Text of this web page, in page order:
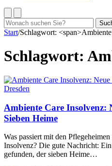
Suchen
nach:
Start/Schlagwort:
Schlagwort:
Dresden
Ambiente Care Insolvenz:
Sieben Heime
Was passiert mit den
Insolvenz? Die gute Nachricht:
gefunden, der sieben Heime…